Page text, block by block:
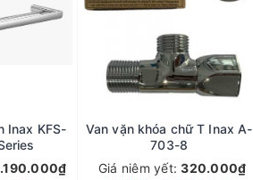
Inax KFS-
Van vặn khóa chữ T Inax A-
703-8
Giá niêm yết:320.000₫